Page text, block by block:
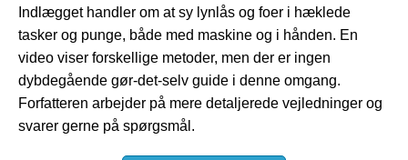
Indlægget handler om at sy lynlås og foer i hæklede
tasker og punge, både med maskine og i hånden. En
video viser forskellige metoder, men der er ingen
dybdegående gør-det-selv guide i denne omgang.
Forfatteren arbejder på mere detaljerede vejledninger og
svarer gerne på spørgsmål.